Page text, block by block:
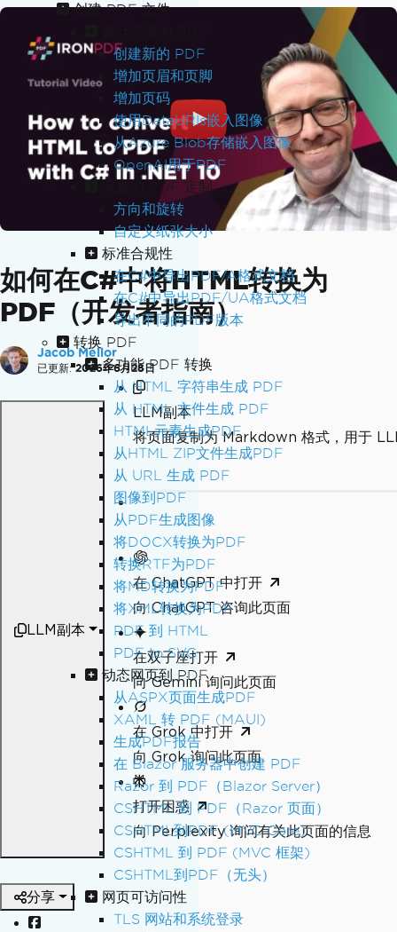
创建 PDF 文件
创建新的 PDF
增加页眉和页脚
增加页码
使用DataURIs嵌入图像
从Azure Blob存储嵌入图像
OpenAI用于PDF
完整的 PDF 定制
方向和旋转
自定义纸张大小
标准合规性
在C#中导出PDF/A格式文档
在C#中导出PDF/UA格式文档
导出不同的PDF版本
转换 PDF
多功能 PDF 转换
从 HTML 字符串生成 PDF
从 HTML 文件生成 PDF
HTML元素生成PDF
从HTML ZIP文件生成PDF
从 URL 生成 PDF
图像到PDF
从PDF生成图像
将DOCX转换为PDF
转换RTF为PDF
将MD转换为PDF
将XML转换为PDF
PDF 到 HTML
PDF to SVG
动态网页到 PDF
从ASPX页面生成PDF
XAML 转 PDF (MAUI)
生成PDF报告
在 Blazor 服务器中创建 PDF
Razor 到 PDF（Blazor Server）
CSHTML 到 PDF（Razor 页面）
CSHTML到PDF (MVC Core)
CSHTML 到 PDF (MVC 框架)
CSHTML到PDF（无头）
网页可访问性
TLS 网站和系统登录
如何在C#中将HTML转换为
PDF（开发者指南）
Jacob Mellor
已更新: 2026年6月28日
LLM副本
LLM副本
将页面复制为 Markdown 格式，用于
在 ChatGPT 中打开
向 ChatGPT 咨询此页面
在双子座打开
向 Gemini 询问此页面
在 Grok 中打开
向 Grok 询问此页面
打开困惑
向 Perplexity 询问有关此页面的信息
分享